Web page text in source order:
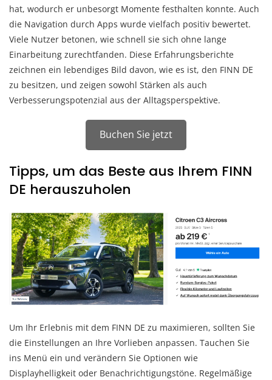
hat, wodurch er unbesorgt Momente festhalten konnte. Auch
die Navigation durch Apps wurde vielfach positiv bewertet.
Viele Nutzer betonen, wie schnell sie sich ohne lange
Einarbeitung zurechtfanden. Diese Erfahrungsberichte
zeichnen ein lebendiges Bild davon, wie es ist, den FINN DE
zu besitzen, und zeigen sowohl Stärken als auch
Verbesserungspotenzial aus der Alltagsperspektive.
Buchen Sie jetzt
Tipps, um das Beste aus Ihrem FINN
DE herauszuholen
Um Ihr Erlebnis mit dem FINN DE zu maximieren, sollten Sie
die Einstellungen an Ihre Vorlieben anpassen. Tauchen Sie
ins Menü ein und verändern Sie Optionen wie
Displayhelligkeit oder Benachrichtigungstöne. Regelmäßige